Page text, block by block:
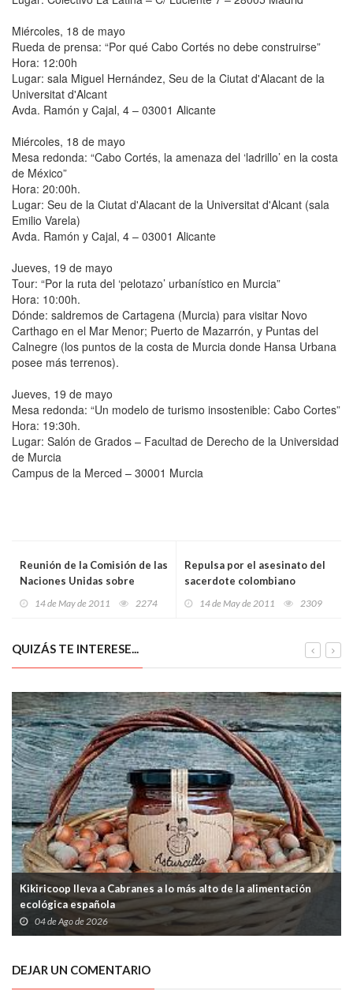
Miércoles, 18 de mayo
Rueda de prensa: “Por qué Cabo Cortés no debe construirse”
Hora: 12:00h
Lugar: sala Miguel Hernández, Seu de la Ciutat d'Alacant de la
Universitat d'Alcant
Avda. Ramón y Cajal, 4 – 03001 Alicante
Miércoles, 18 de mayo
Mesa redonda: “Cabo Cortés, la amenaza del ‘ladrillo’ en la costa
de México”
Hora: 20:00h.
Lugar: Seu de la Ciutat d'Alacant de la Universitat d'Alcant (sala
Emilio Varela)
Avda. Ramón y Cajal, 4 – 03001 Alicante
Jueves, 19 de mayo
Tour: “Por la ruta del ‘pelotazo’ urbanístico en Murcia”
Hora: 10:00h.
Dónde: saldremos de Cartagena (Murcia) para visitar Novo
Carthago en el Mar Menor; Puerto de Mazarrón, y Puntas del
Calnegre (los puntos de la costa de Murcia donde Hansa Urbana
posee más terrenos).
Jueves, 19 de mayo
Mesa redonda: “Un modelo de turismo insostenible: Cabo Cortes”
Hora: 19:30h.
Lugar: Salón de Grados – Facultad de Derecho de la Universidad
de Murcia
Campus de la Merced – 30001 Murcia
Reunión de la Comisión de las
Naciones Unidas sobre
Nueva York
14 de May de 2011 2274
Repulsa por el asesinato del
sacerdote colombiano
14 de May de 2011 2309
QUIZÁS TE INTERESE...
Kikiricoop lleva a Cabranes a lo más alto de la alimentación
ecológica española
04 de Ago de 2026
DEJAR UN COMENTARIO